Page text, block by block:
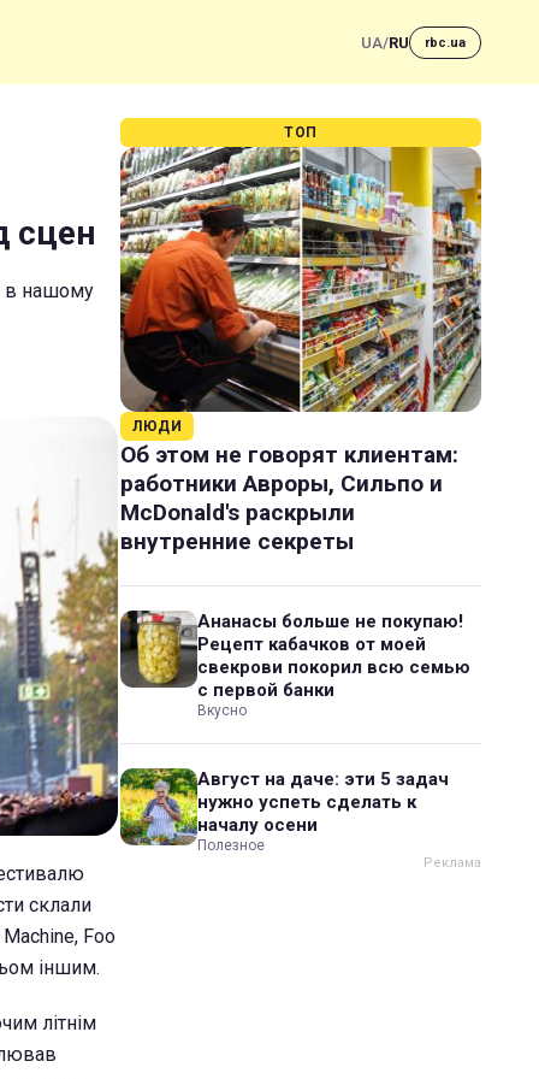
UA/RU rbc.ua
сцен
в нашому
склали
Foo
іншим.
літнім
ТОП
ЛЮДИ
Об этом не говорят клиентам:
работники Авроры, Сильпо и
McDonald's раскрыли
внутренние секреты
Ананасы больше не покупаю!
Рецепт кабачков от моей
свекрови покорил всю семью
с первой банки
Вкусно
Август на даче: эти 5 задач
нужно успеть сделать к
началу осени
Полезное